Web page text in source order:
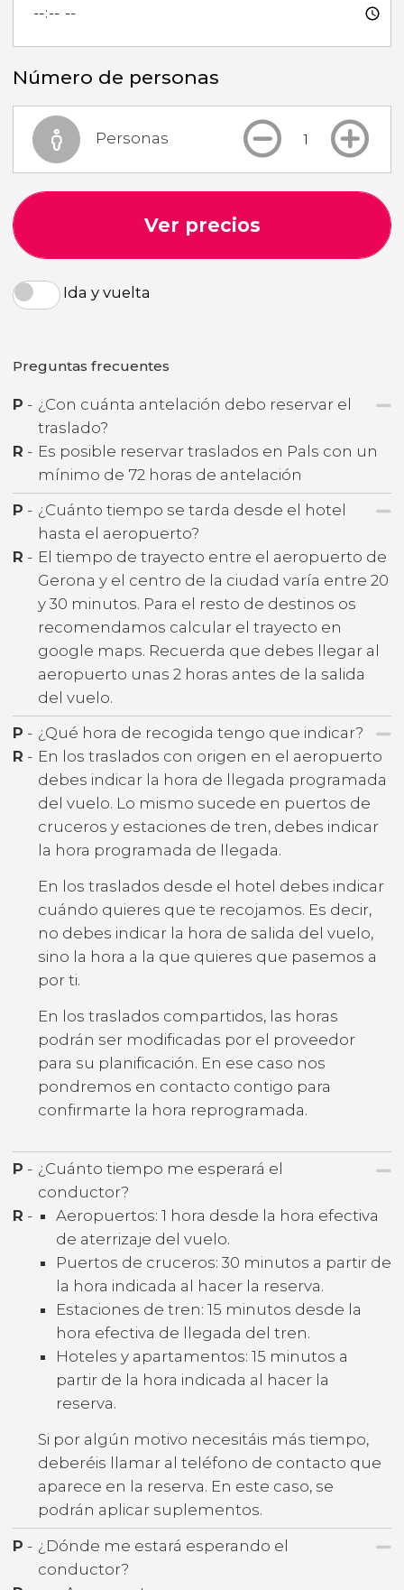
Número de personas
Personas
Ver precios
Ida y vuelta
Preguntas frecuentes
P - ¿Con cuánta antelación debo reservar el
traslado?
R - Es posible reservar traslados en Pals con un
mínimo de 72 horas de antelación
P - ¿Cuánto tiempo se tarda desde el hotel
hasta el aeropuerto?
R - El tiempo de trayecto entre el aeropuerto de
Gerona y el centro de la ciudad varía entre 20
y 30 minutos. Para el resto de destinos os
recomendamos calcular el trayecto en
google maps. Recuerda que debes llegar al
aeropuerto unas 2 horas antes de la salida
del vuelo.
P - ¿Qué hora de recogida tengo que indicar?
R - En los traslados con origen en el aeropuerto
debes indicar la hora de llegada programada
del vuelo. Lo mismo sucede en puertos de
cruceros y estaciones de tren, debes indicar
la hora programada de llegada.
En los traslados desde el hotel debes indicar
cuándo quieres que te recojamos. Es decir,
no debes indicar la hora de salida del vuelo,
sino la hora a la que quieres que pasemos a
por ti.
En los traslados compartidos, las horas
podrán ser modificadas por el proveedor
para su planificación. En ese caso nos
pondremos en contacto contigo para
confirmarte la hora reprogramada.
P - ¿Cuánto tiempo me esperará el
conductor?
R -
Aeropuertos: 1 hora desde la hora efectiva
de aterrizaje del vuelo.
Puertos de cruceros: 30 minutos a partir de
la hora indicada al hacer la reserva.
Estaciones de tren: 15 minutos desde la
hora efectiva de llegada del tren.
Hoteles y apartamentos: 15 minutos a
partir de la hora indicada al hacer la
reserva.
Si por algún motivo necesitáis más tiempo,
deberéis llamar al teléfono de contacto que
aparece en la reserva. En este caso, se
podrán aplicar suplementos.
P - ¿Dónde me estará esperando el
conductor?